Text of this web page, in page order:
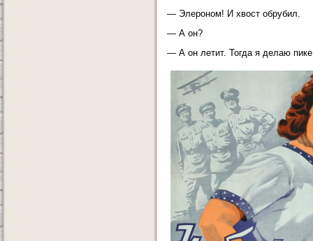
— Элероном! И хвост обрубил.
— А он?
— А он летит. Тогда я делаю